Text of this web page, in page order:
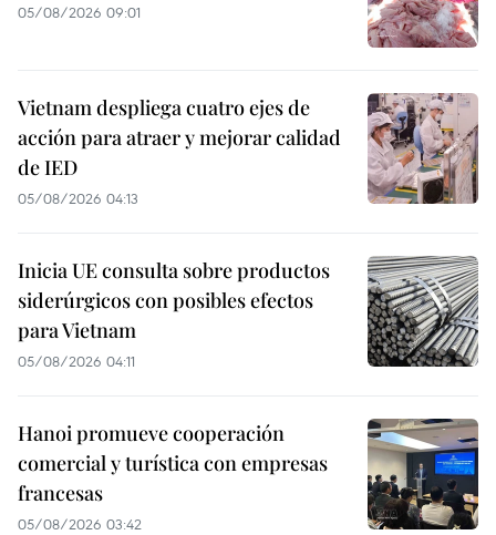
05/08/2026 09:01
Vietnam despliega cuatro ejes de
acción para atraer y mejorar calidad
de IED
05/08/2026 04:13
Inicia UE consulta sobre productos
siderúrgicos con posibles efectos
para Vietnam
05/08/2026 04:11
Hanoi promueve cooperación
comercial y turística con empresas
francesas
05/08/2026 03:42